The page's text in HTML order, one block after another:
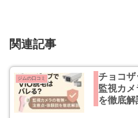
関連記事
ジムの口コミ
チョコザ
監視カ
を徹底解